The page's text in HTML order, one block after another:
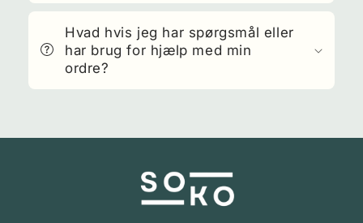
Hvad hvis jeg har spørgsmål eller
har brug for hjælp med min
ordre?